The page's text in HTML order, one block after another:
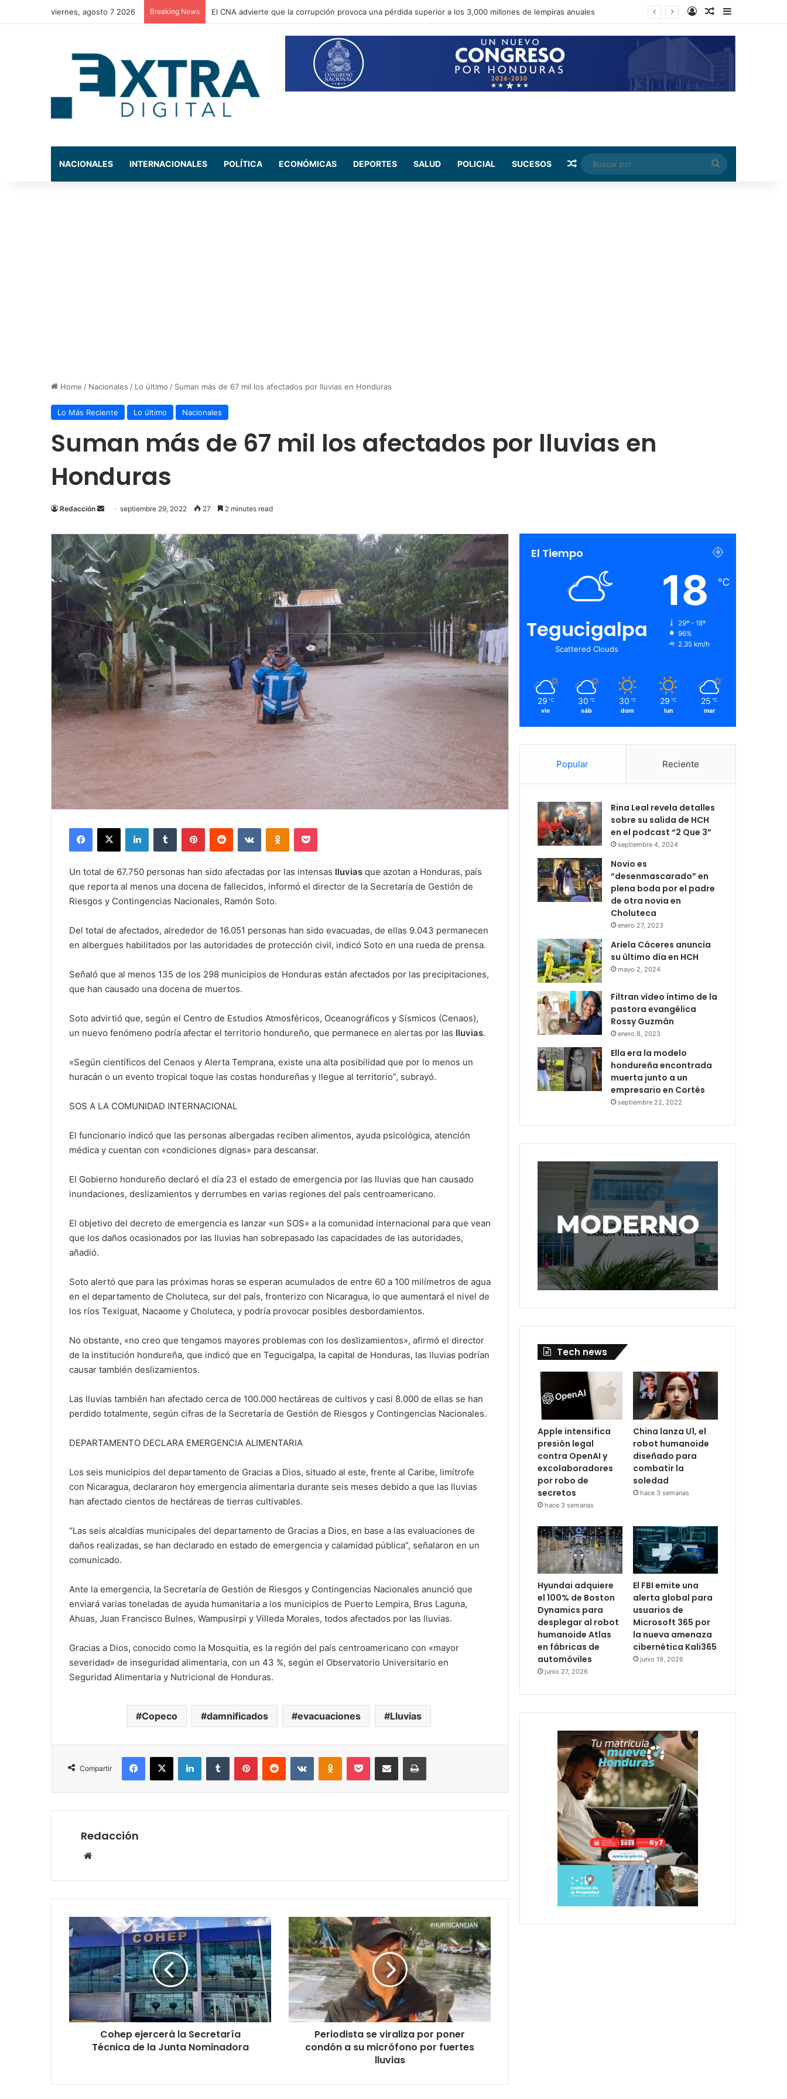
viernes, agosto 7 2026 Breaking News La Comisión de Salud del CN se reúne con médicos residentes para evaluar el incremento de su salario beca Log InRandom Article
Sidebar
NACIONALES INTERNACIONALES POLÍTICA ECONÓMICAS DEPORTES SALUD POLICIAL SUCESOS Random Article
Buscar
por
Home / Nacionales / Lo último / Suman más de 67 mil los afectados por lluvias en Honduras
Lo Más Reciente Lo último Nacionales
Suman más de 67 mil los afectados por lluvias en
Honduras
Redacción
Send
email
septiembre 29, 2022 27 2 minutes read
Facebook
X LinkedInTumblr PinterestReddit VKontakteOdnoklassniki
Pocket
Un total de 67.750 personas han sido afectadas por las intensas lluvias que azotan a Honduras, país
que reporta al menos una docena de fallecidos, informó el director de la Secretaría de Gestión de
Riesgos y Contingencias Nacionales, Ramón Soto.
Del total de afectados, alrededor de 16.051 personas han sido evacuadas, de ellas 9.043 permanecen
en albergues habilitados por las autoridades de protección civil, indicó Soto en una rueda de prensa.
Señaló que al menos 135 de los 298 municipios de Honduras están afectados por las precipitaciones,
que han causado una docena de muertos.
Soto advirtió que, según el Centro de Estudios Atmosféricos, Oceanográficos y Sísmicos (Cenaos),
un nuevo fenómeno podría afectar el territorio hondureño, que permanece en alertas por las lluvias.
«Según científicos del Cenaos y Alerta Temprana, existe una alta posibilidad que por lo menos un
huracán o un evento tropical toque las costas hondureñas y llegue al territorio”, subrayó.
SOS A LA COMUNIDAD INTERNACIONAL
El funcionario indicó que las personas albergadas reciben alimentos, ayuda psicológica, atención
médica y cuentan con «condiciones dignas» para descansar.
El Gobierno hondureño declaró el día 23 el estado de emergencia por las lluvias que han causado
inundaciones, deslizamientos y derrumbes en varias regiones del país centroamericano.
El objetivo del decreto de emergencia es lanzar «un SOS» a la comunidad internacional para que vean
que los daños ocasionados por las lluvias han sobrepasado las capacidades de las autoridades,
añadió.
Soto alertó que para las próximas horas se esperan acumulados de entre 60 a 100 milímetros de agua
en el departamento de Choluteca, sur del país, fronterizo con Nicaragua, lo que aumentará el nivel de
los ríos Texiguat, Nacaome y Choluteca, y podría provocar posibles desbordamientos.
No obstante, «no creo que tengamos mayores problemas con los deslizamientos», afirmó el director
de la institución hondureña, que indicó que en Tegucigalpa, la capital de Honduras, las lluvias podrían
causar también deslizamientos.
Las lluvias también han afectado cerca de 100.000 hectáreas de cultivos y casi 8.000 de ellas se han
perdido totalmente, según cifras de la Secretaría de Gestión de Riesgos y Contingencias Nacionales.
DEPARTAMENTO DECLARA EMERGENCIA ALIMENTARIA
Los seis municipios del departamento de Gracias a Dios, situado al este, frente al Caribe, limítrofe
con Nicaragua, declararon hoy emergencia alimentaria durante seis meses debido a que las lluvias
han afectado cientos de hectáreas de tierras cultivables.
“Las seis alcaldías municipales del departamento de Gracias a Dios, en base a las evaluaciones de
daños realizadas, se han declarado en estado de emergencia y calamidad pública”, señalaron en un
comunicado.
Ante la emergencia, la Secretaría de Gestión de Riesgos y Contingencias Nacionales anunció que
enviará varias toneladas de ayuda humanitaria a los municipios de Puerto Lempira, Brus Laguna,
Ahuas, Juan Francisco Bulnes, Wampusirpi y Villeda Morales, todos afectados por las lluvias.
Gracias a Dios, conocido como la Mosquitia, es la región del país centroamericano con «mayor
severidad» de inseguridad alimentaria, con un 43 %, según el Observatorio Universitario en
Seguridad Alimentaria y Nutricional de Honduras.
Copeco damnificados evacuaciones Lluvias
Compartir
Facebook
X LinkedInTumblr PinterestReddit VKontakteOdnoklassniki
Pocket compartit via email Print
Redacción
ejercerá
la
Secretaría
Técnica
de
la
Junta
Nominadora
Cohep ejercerá la Secretaría
Técnica de la Junta Nominadora
Periodista
se
viraliza
por
poner
condón
micrófono
fuertes
Periodista se viraliza por poner
condón a su micrófono por fuertes
lluvias
El Tiempo
Tegucigalpa
Scattered Clouds
18 ℃
29º - 18º
96%
2.35 km/h
29 ℃
vie
30 ℃
sáb
30 ℃
dom
29 ℃
lun
25 ℃
mar
Popular Reciente
Rina Leal revela detalles
sobre su salida de HCH
en el podcast “2 Que 3”
septiembre 4, 2024
Novio es
“desenmascarado” en
plena boda por el padre
de otra novia en
Choluteca
enero 27, 2023
Ariela Cáceres anuncia
su último día en HCH
mayo 2, 2024
Filtran vídeo íntimo de la
pastora evangélica
Rossy Guzmán
enero 8, 2023
Ella era la modelo
hondureña encontrada
muerta junto a un
empresario en Cortés
septiembre 22, 2022
Tech news
Apple intensifica
presión legal
contra OpenAI y
excolaboradores
por robo de
secretos
hace 3 semanas
China lanza U1, el
robot humanoide
diseñado para
combatir la
soledad
hace 3 semanas
Hyundai adquiere
el 100% de Boston
Dynamics para
desplegar al robot
humanoide Atlas
en fábricas de
automóviles
junio 27, 2026
El FBI emite una
alerta global para
usuarios de
Microsoft 365 por
la nueva amenaza
cibernética Kali365
junio 19, 2026